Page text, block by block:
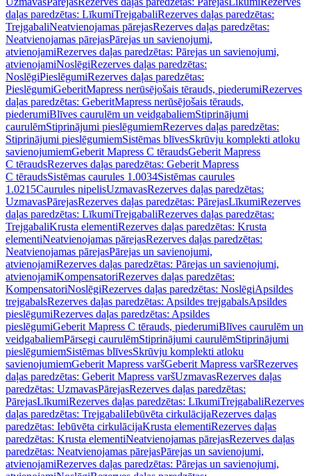
daļas paredzētas: LīkumiTrejgabaliRezerves daļas paredzētas:
TrejgabaliNeatvienojamas pārejasRezerves daļas paredzētas:
Neatvienojamas pārejasPārejas un savienojumi,
atvienojamiRezerves daļas paredzētas: Pārejas un savienojumi,
atvienojamiNoslēgiRezerves daļas paredzētas:
NoslēgiPieslēgumiRezerves daļas paredzētas:
PieslēgumiGeberitMapress nerūsējošais tērauds, piederumiRezerves
daļas paredzētas: GeberitMapress nerūsējošais tērauds,
piederumiBlīves caurulēm un veidgabaliemStiprinājumi
caurulēmStiprinājumi pieslēgumiemRezerves daļas paredzētas:
Stiprinājumi pieslēgumiemSistēmas blīvesSkrūvju komplekti atloku
savienojumiemGeberit Mapress C tēraudsGeberit Mapress
C tēraudsRezerves daļas paredzētas: Geberit Mapress
C tēraudsSistēmas caurules 1.0034Sistēmas caurules
1.0215Caurules nipelisUzmavasRezerves daļas paredzētas:
UzmavasPārejasRezerves daļas paredzētas: PārejasLīkumiRezerves
daļas paredzētas: LīkumiTrejgabaliRezerves daļas paredzētas:
TrejgabaliKrusta elementiRezerves daļas paredzētas: Krusta
elementiNeatvienojamas pārejasRezerves daļas paredzētas:
Neatvienojamas pārejasPārejas un savienojumi,
atvienojamiRezerves daļas paredzētas: Pārejas un savienojumi,
atvienojamiKompensatoriRezerves daļas paredzētas:
KompensatoriNoslēgiRezerves daļas paredzētas: NoslēgiApsildes
trejgabalsRezerves daļas paredzētas: Apsildes trejgabalsApsildes
pieslēgumiRezerves daļas paredzētas: Apsildes
pieslēgumiGeberit Mapress C tērauds, piederumiBlīves caurulēm un
veidgabaliemPārsegi caurulēmStiprinājumi caurulēmStiprinājumi
pieslēgumiemSistēmas blīvesSkrūvju komplekti atloku
savienojumiemGeberit Mapress varšGeberit Mapress varšRezerves
daļas paredzētas: Geberit Mapress varšUzmavasRezerves daļas
paredzētas: UzmavasPārejasRezerves daļas paredzētas:
PārejasLīkumiRezerves daļas paredzētas: LīkumiTrejgabaliRezerves
daļas paredzētas: TrejgabaliIebūvēta cirkulācijaRezerves daļas
paredzētas: Iebūvēta cirkulācijaKrusta elementiRezerves daļas
paredzētas: Krusta elementiNeatvienojamas pārejasRezerves daļas
paredzētas: Neatvienojamas pārejasPārejas un savienojumi,
atvienojamiRezerves daļas paredzētas: Pārejas un savienojumi,